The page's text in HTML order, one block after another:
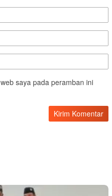
saya pada peramban ini